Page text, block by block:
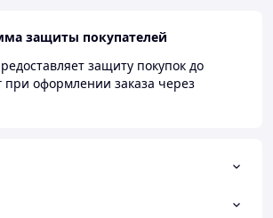
защиты покупателей
защиту покупок до
при оформлении заказа через